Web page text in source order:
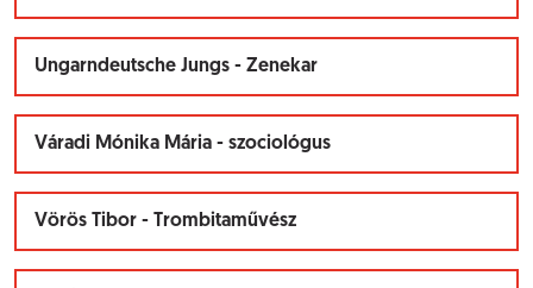
Ungarndeutsche Jungs - Zenekar
Váradi Mónika Mária - szociológus
Vörös Tibor - Trombitaművész